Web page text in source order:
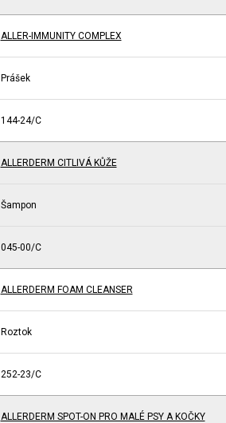
ALLER-IMMUNITY COMPLEX
Prášek
144-24/C
ALLERDERM CITLIVÁ KŮŽE
Šampon
045-00/C
ALLERDERM FOAM CLEANSER
Roztok
252-23/C
ALLERDERM SPOT-ON PRO MALÉ PSY A KOČKY